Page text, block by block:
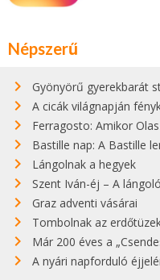
Népszerű
Gyönyörű gyerekbarát
A cicák világnapján
Ferragosto: Amikor
Bastille nap: A Bastille
Lángolnak a hegyek
Szent Iván-éj – A
Graz adventi vásárai
Tombolnak az
Már 200 éves a
A nyári napforduló éjjelén